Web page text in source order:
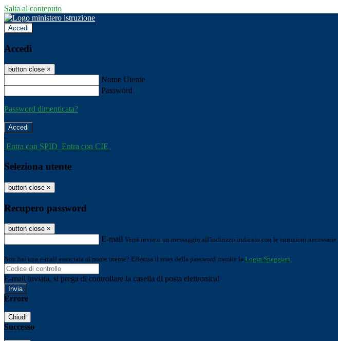
Salta al contenuto
Accedi
Accedi
button close ×
Nome Utente
Password
Password dimenticata?
-
Entra con SPID Entra con CIE
Seleziona utente
button close ×
Recupero password
button close ×
E-mail Verrà inviato un messaggio all'indirizzo indicato con le istruzioni necessarie.
Non hai una e-mail associata al nome utente? Effettua il reset della password tramite la Login Spaggiari
E-mail inviata, si prega di controllare la casella di posta elettronica!
Errore
Chiudi
Successo